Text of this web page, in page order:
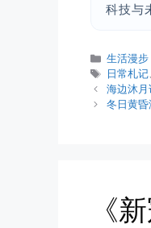
科技与
分
类
生活漫步
标
签
日常札记
海边沐月
冬日黄
《